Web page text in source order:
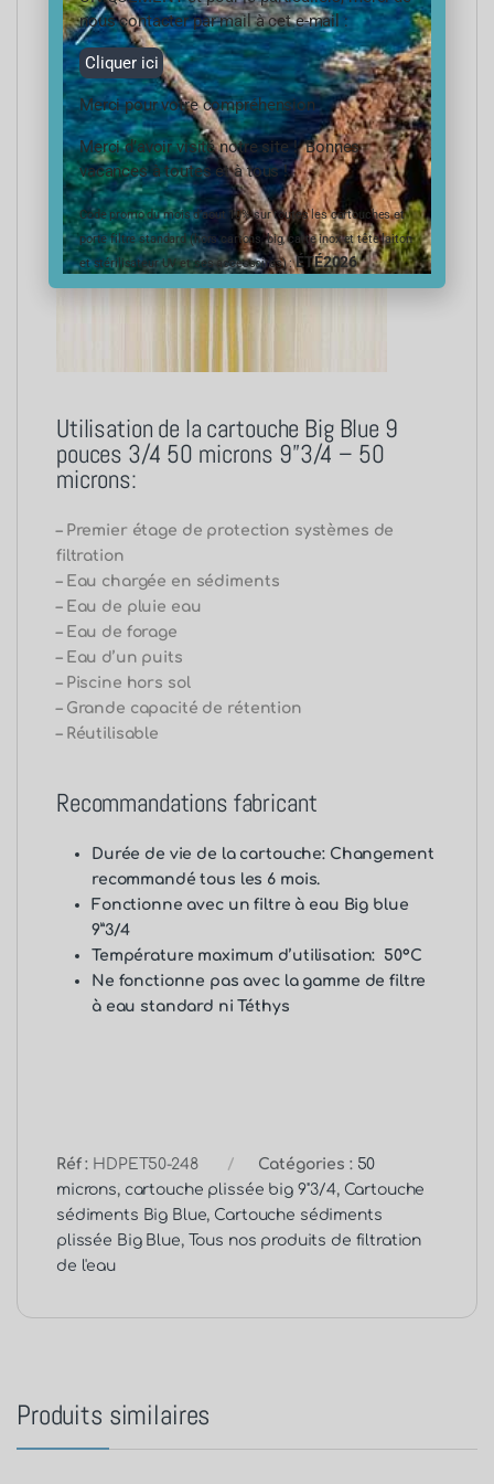
Utilisation de la cartouche Big Blue 9
pouces 3/4 50 microns 9”3/4 – 50
microns:
– Premier étage de protection systèmes de
filtration
– Eau chargée en sédiments
– Eau de pluie eau
– Eau de forage
– Eau d’un puits
– Piscine hors sol
– Grande capacité de rétention
– Réutilisable
Recommandations fabricant
Durée de vie de la cartouche: Changement
recommandé tous les 6 mois.
Fonctionne avec unfiltre à eau Big blue
9”3/4
Température maximum d’utilisation: 50°C
Ne fonctionne pas avec la gamme de filtre
à eau standard ni Téthys
Réf : HDPET50-248 Catégories : 50
microns, cartouche plissée big 9''3/4, Cartouche
sédiments Big Blue, Cartouche sédiments
plissée Big Blue,
Tous nos produits de filtration
de l'eau
Produits similaires
nous contacter par mail à cet e-mail :
Cliquer ici
Merci pour votre compréhension
Merci d’avoir visité notre site ! Bonnes
vacances à toutes et à tous !
Code promo du mois d’aout 10% sur toutes les cartouches et
porte filtre standard (hors cartons, big, carte inox et tête laiton
et stérilisateur UV et ses accessoires) :ÉTÉ2026